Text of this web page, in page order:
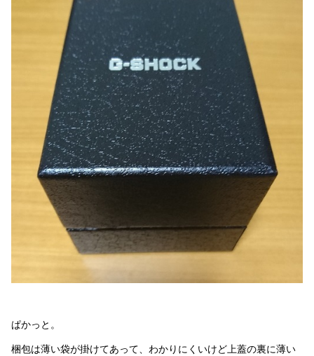
ぱかっと。
梱包は薄い袋が掛けてあって、わかりにくいけど上蓋の裏に薄い